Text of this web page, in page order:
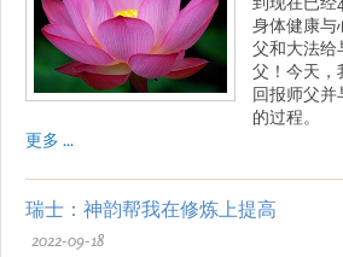
身体健康与
父和大法给
父！今天，
回报师父并
的过程。
更多 ...
瑞士：神韵帮我在修炼上提高
2022-09-18